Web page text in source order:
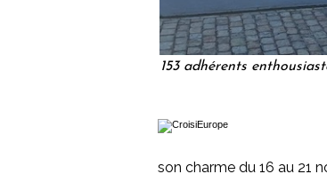
153 adhérents
son charme du 16 au 21